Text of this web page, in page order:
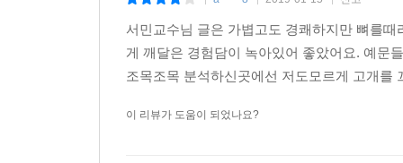
서민교수님 글은 가볍고도 경쾌하지만 뼈를
게 깨달은 경험담이 녹아있어 좋았어요. 예문
조목조목 분석하신곳에선 저도모르게 고개
이 리뷰가 도움이 되었나요?